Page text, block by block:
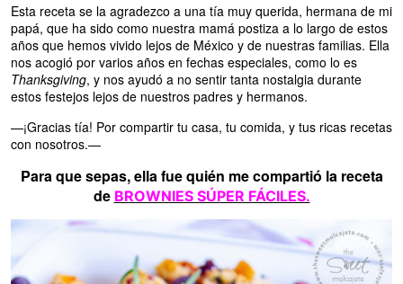
Esta receta se la agradezco a una tía muy querida, hermana de mi
papá, que ha sido como nuestra mamá postiza a lo largo de estos
años que hemos vivido lejos de México y de nuestras familias. Ella
nos acogió por varios años en fechas especiales, como lo es
Thanksgiving, y nos ayudó a no sentir tanta nostalgia durante
estos festejos lejos de nuestros padres y hermanos.
—¡Gracias tía! Por compartir tu casa, tu comida, y tus ricas recetas
con nosotros.—
Para que sepas, ella fue quién me compartió la receta
de BROWNIES SÚPER FÁCILES.